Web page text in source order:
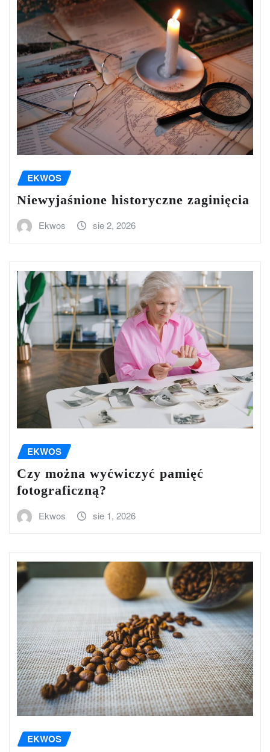
EKWOS
Niewyjaśnione historyczne zaginięcia
Ekwos sie 2, 2026
EKWOS
Czy można wyćwiczyć pamięć
fotograficzną?
Ekwos sie 1, 2026
EKWOS